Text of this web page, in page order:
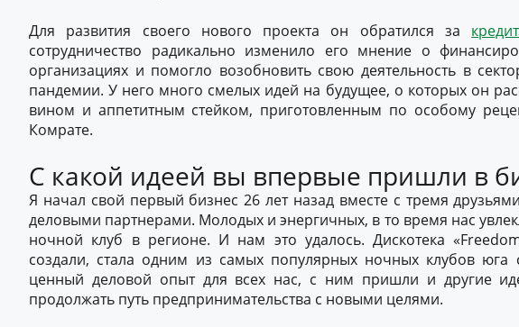
Для развития своего нового проекта он обратился за
сотрудничество радикально изменило его мнение о
организациях и помогло возобновить свою деятельность в
пандемии. У него много смелых идей на будущее, о которых он
вином и аппетитным стейком, приготовленным по особому
Комрате.
С какой идеей вы впервые пришли в
Я начал свой первый бизнес 26 лет назад вместе с тремя
деловыми партнерами. Молодых и энергичных, в то время нас
ночной клуб в регионе. И нам это удалось. Дискотека
создали, стала одним из самых популярных ночных клубов
ценный деловой опыт для всех нас, с ним пришли и другие
продолжать путь предпринимательства с новыми целями.